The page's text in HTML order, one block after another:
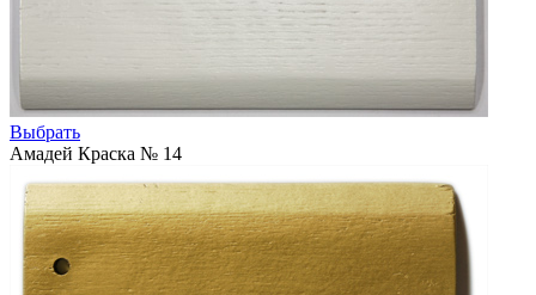
Выбрать
Амадей Краска № 14